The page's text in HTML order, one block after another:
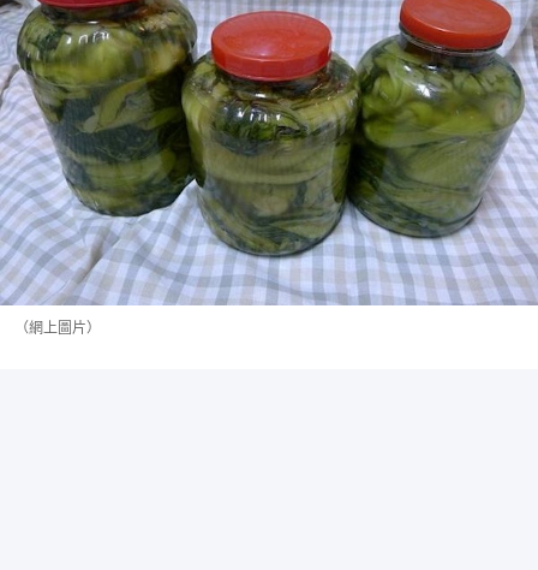
（網上圖片）